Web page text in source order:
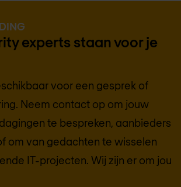
experts staan voor je
voor een gesprek of
Neem contact op om jouw
te bespreken, aanbieders
om van gedachten te wisselen
IT-projecten. Wij zijn er om jou